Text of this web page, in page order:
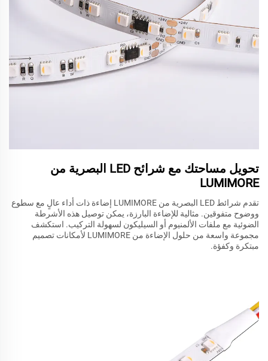
تحويل مساحتك مع شرائح LED البصرية من
LUMIMORE
تقدم شرائط LED البصرية من LUMIMORE إضاءة ذات أداء عالٍ مع سطوع
ووضوح متفوقين. مثالية للإضاءة البارزة، يمكن توصيل هذه الأشرطة
الضوئية مع ملفات الألمنيوم أو السيليكون لسهولة التركيب. استكشف
مجموعة واسعة من حلول الإضاءة من LUMIMORE لأمكانات تصميم
مبتكرة وكفؤة.